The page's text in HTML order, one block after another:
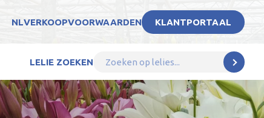
NLVERKOOPVOORWAARDEN KLANTPORTAAL
LELIE ZOEKEN